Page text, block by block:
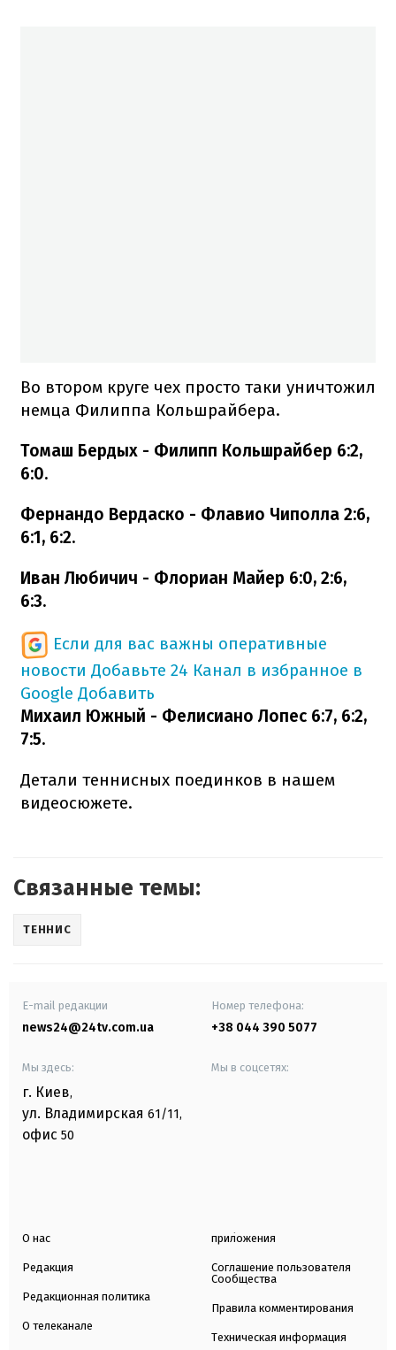
Во втором круге чех просто таки уничтожил
немца Филиппа Кольшрайбера.
Томаш Бердых - Филипп Кольшрайбер 6:2,
6:0.
Фернандо Вердаско - Флавио Чиполла 2:6,
6:1, 6:2.
Иван Любичич - Флориан Майер 6:0, 2:6,
6:3.
Если для вас важны оперативные
новости Добавьте 24 Канал в избранное в
Google Добавить
Михаил Южный - Фелисиано Лопес 6:7, 6:2,
7:5.
Детали теннисных поединков в нашем
видеосюжете.
Связанные темы:
ТЕННИС
E-mail редакции
news24@24tv.com.ua
Номер телефона:
+38 044 390 5077
Мы здесь:
г. Киев,
ул. Владимирская 61/11,
офис 50
Мы в соцсетях:
О нас
Редакция
Редакционная политика
О телеканале
приложения
Соглашение пользователя
Сообщества
Правила комментирования
Техническая информация